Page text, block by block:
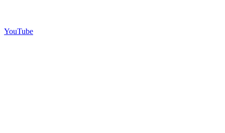
YouTube